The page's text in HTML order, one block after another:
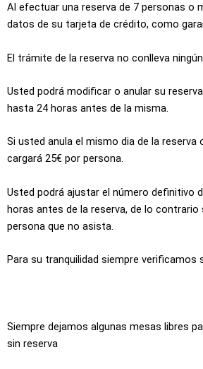
Al efectuar una reserva de 7 personas o
datos de su tarjeta de crédito, como
El trámite de la reserva no conlleva
Usted podrá modificar o anular su
hasta 24 horas antes de la misma.
Si usted anula el mismo dia de la reserva
cargará 25€ por persona.
Usted podrá ajustar el número definitivo
horas antes de la reserva, de lo contrario
persona que no asista.
Para su tranquilidad siempre verificamos
Siempre dejamos algunas mesas libres
sin reserva